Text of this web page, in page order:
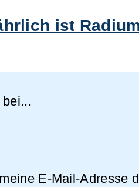
ist
E-Mail-Adresse